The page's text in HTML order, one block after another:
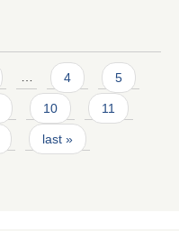
… 4 5
10 11
last »